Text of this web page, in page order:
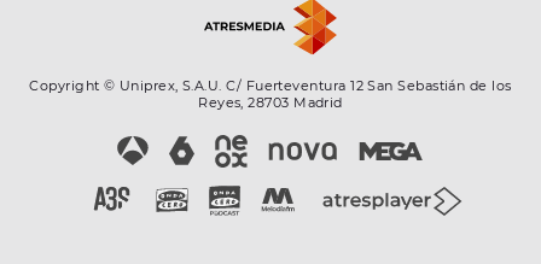
Copyright © Uniprex, S.A.U. C/ Fuerteventura 12 San Sebastián de los
Reyes, 28703 Madrid